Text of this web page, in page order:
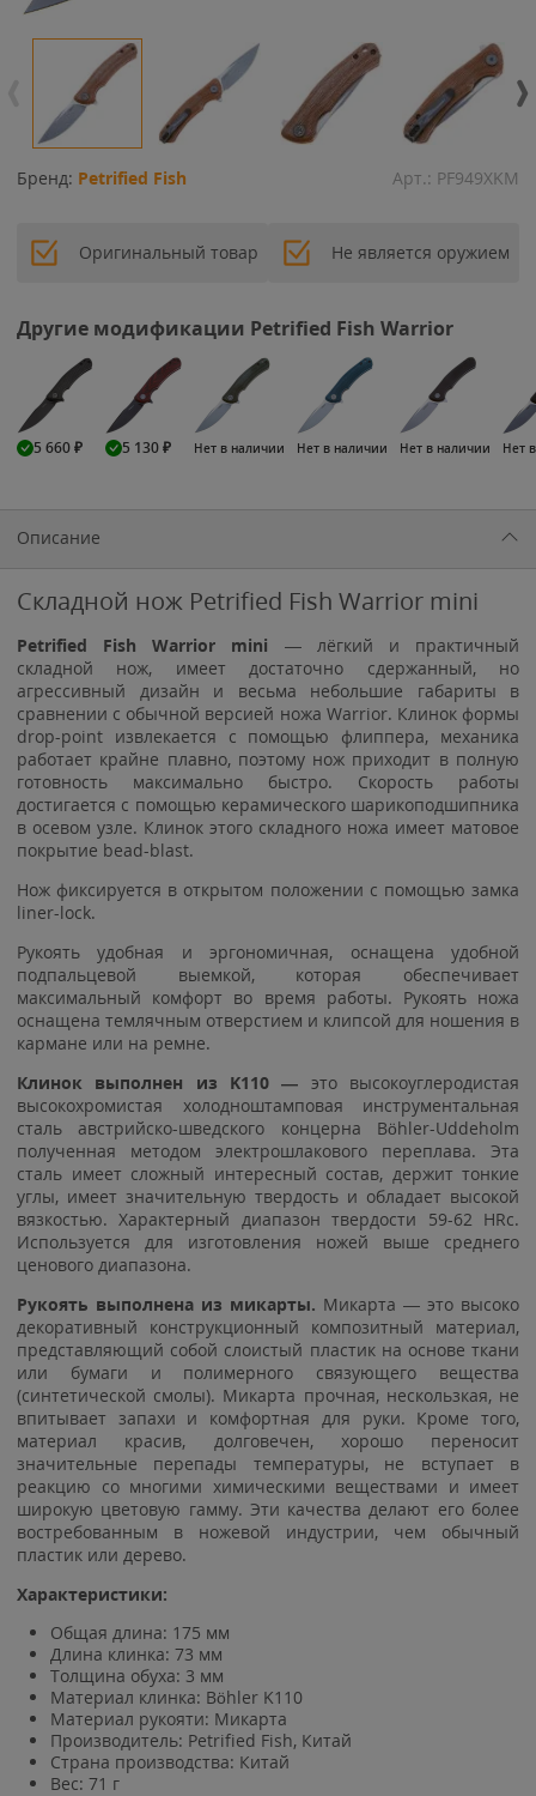
Бренд: Petrified Fish Арт.: PF949XKM
Оригинальный товар Не является оружием
Другие модификации Petrified Fish Warrior
5 660₽ 5 130₽ Нет в наличии Нет в наличии Нет в наличии Нет
Описание
Складной нож Petrified Fish Warrior mini
Petrified Fish Warrior mini — лёгкий и практичный
складной нож, имеет достаточно сдержанный, но
агрессивный дизайн и весьма небольшие габариты в
сравнении с обычной версией ножа Warrior. Клинок формы
drop-point извлекается с помощью флиппера, механика
работает крайне плавно, поэтому нож приходит в полную
готовность максимально быстро. Скорость работы
достигается с помощью керамического шарикоподшипника
в осевом узле. Клинок этого складного ножа имеет матовое
покрытие bead-blast.
Нож фиксируется в открытом положении с помощью замка
liner-lock.
Рукоять удобная и эргономичная, оснащена удобной
подпальцевой выемкой, которая обеспечивает
максимальный комфорт во время работы. Рукоять ножа
оснащена темлячным отверстием и клипсой для ношения в
кармане или на ремне.
Клинок выполнен из K110 — это высокоуглеродистая
высокохромистая холодноштамповая инструментальная
сталь австрийско-шведского концерна Böhler-Uddeholm
полученная методом электрошлакового переплава. Эта
сталь имеет сложный интересный состав, держит тонкие
углы, имеет значительную твердость и обладает высокой
вязкостью. Характерный диапазон твердости 59-62 HRc.
Используется для изготовления ножей выше среднего
ценового диапазона.
Рукоять выполнена из микарты. Микарта — это высоко
декоративный конструкционный композитный материал,
представляющий собой слоистый пластик на основе ткани
или бумаги и полимерного связующего вещества
(синтетической смолы). Микарта прочная, нескользкая, не
впитывает запахи и комфортная для руки. Кроме того,
материал красив, долговечен, хорошо переносит
значительные перепады температуры, не вступает в
реакцию со многими химическими веществами и имеет
широкую цветовую гамму. Эти качества делают его более
востребованным в ножевой индустрии, чем обычный
пластик или дерево.
Характеристики:
Общая длина: 175 мм
Длина клинка: 73 мм
Толщина обуха: 3 мм
Материал клинка: Böhler K110
Материал рукояти: Микарта
Производитель: Petrified Fish, Китай
Страна производства: Китай
Вес: 71 г